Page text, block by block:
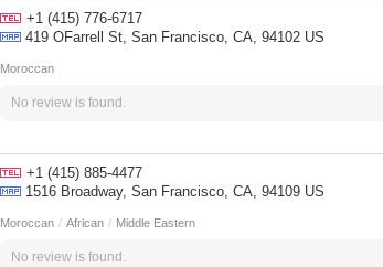
+1 (415) 776-6717
419 OFarrell St, San Francisco, CA, 94102 US
Moroccan
No review is found.
+1 (415) 885-4477
1516 Broadway, San Francisco, CA, 94109 US
Moroccan / African / Middle Eastern
No review is found.